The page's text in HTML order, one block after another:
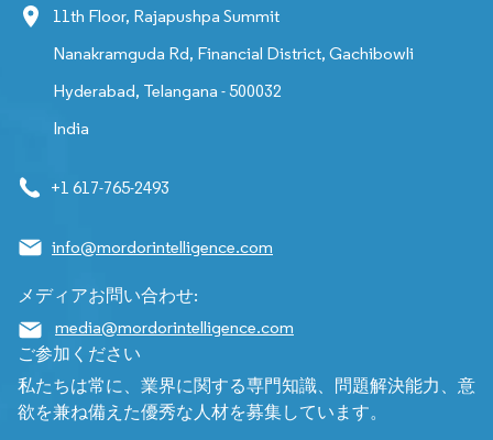
11th Floor, Rajapushpa Summit
Nanakramguda Rd, Financial District, Gachibowli
Hyderabad, Telangana - 500032
India
+1 617-765-2493
info@mordorintelligence.com
メディアお問い合わせ:
media@mordorintelligence.com
ご参加ください
私たちは常に、業界に関する専門知識、問題解決能力、意
欲を兼ね備えた優秀な人材を募集しています。